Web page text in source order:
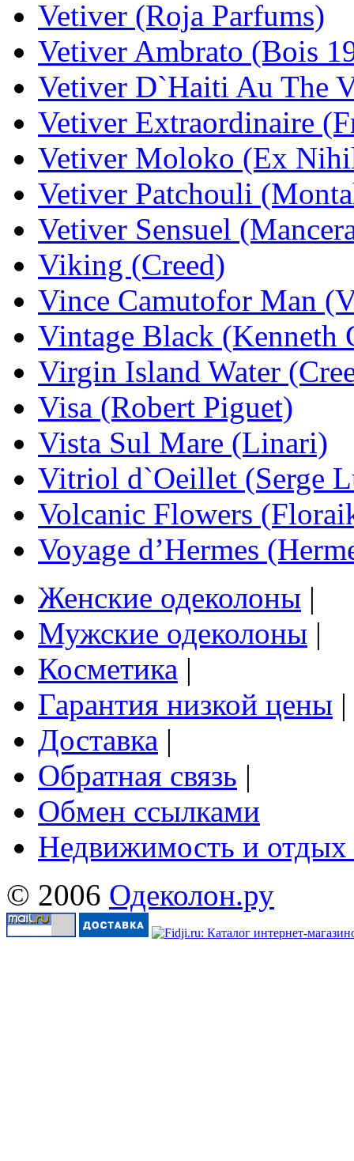
Vetiver (Roja Parfums)
Vetiver Ambrato (Bois
Vetiver D`Haiti Au The
Vetiver Extraordinaire
Vetiver Moloko (Ex
Vetiver Patchouli
Vetiver Sensuel
Viking (Creed)
Vince Camutofor Man
Vintage Black (Kenneth
Virgin Island Water
Visa (Robert Piguet)
Vista Sul Mare (Linari)
Vitriol d`Oeillet (Serge
Volcanic Flowers
Voyage d’Hermes
Женские одеколоны |
Мужские одеколоны |
Косметика |
Гарантия низкой цены |
Доставка |
Обратная связь |
Обмен ссылками
Недвижимость и
© 2006 Одеколон.ру